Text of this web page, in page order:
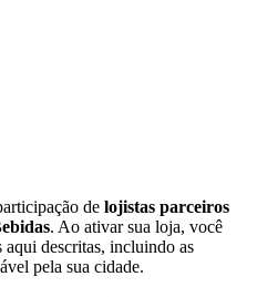
de lojistas parceiros
. Ao ativar sua loja, você
aqui descritas, incluindo as
pela sua cidade.